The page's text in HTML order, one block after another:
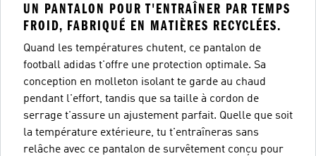
UN PANTALON POUR T'ENTRAÎNER PAR TEMPS
FROID, FABRIQUÉ EN MATIÈRES RECYCLÉES.
Quand les températures chutent, ce pantalon de
football adidas t'offre une protection optimale. Sa
conception en molleton isolant te garde au chaud
pendant l'effort, tandis que sa taille à cordon de
serrage t'assure un ajustement parfait. Quelle que soit
la température extérieure, tu t'entraîneras sans
relâche avec ce pantalon de survêtement conçu pour